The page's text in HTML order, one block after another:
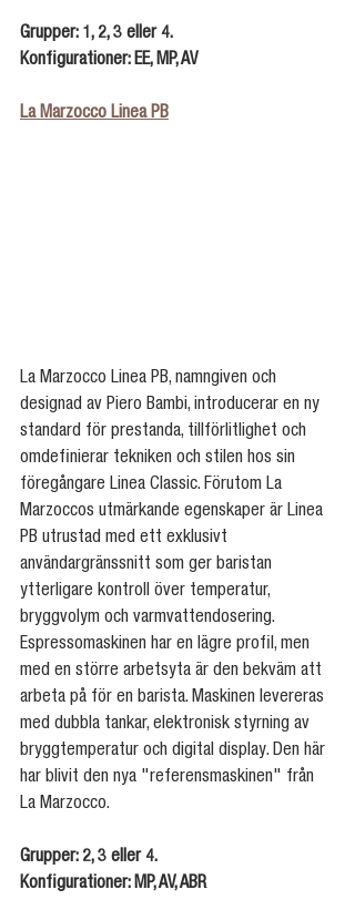
Grupper: 1, 2, 3 eller 4.
Konfigurationer: EE, MP, AV
La Marzocco Linea PB
La Marzocco Linea PB, namngiven och
designad av Piero Bambi, introducerar en ny
standard för prestanda, tillförlitlighet och
omdefinierar tekniken och stilen hos sin
föregångare Linea Classic. Förutom La
Marzoccos utmärkande egenskaper är Linea
PB utrustad med ett exklusivt
användargränssnitt som ger baristan
ytterligare kontroll över temperatur,
bryggvolym och varmvattendosering.
Espressomaskinen har en lägre profil, men
med en större arbetsyta är den bekväm att
arbeta på för en barista. Maskinen levereras
med dubbla tankar, elektronisk styrning av
bryggtemperatur och digital display. Den här
har blivit den nya "referensmaskinen" från
La Marzocco.
Grupper: 2, 3 eller 4.
Konfigurationer: MP, AV, ABR